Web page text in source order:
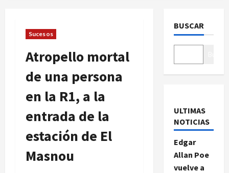
Sucesos
Atropello mortal
de una persona
en la R1, a la
entrada de la
estación de El
Masnou
BUSCAR
ULTIMAS
NOTICIAS
Edgar
Allan Poe
vuelve a